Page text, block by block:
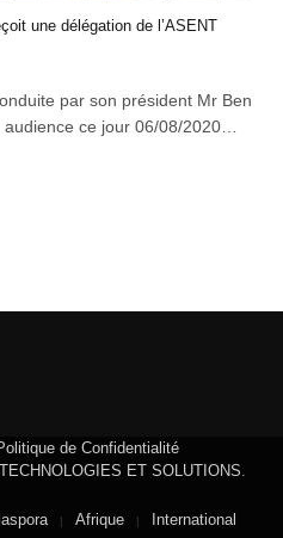
une délégation de l’ASENT
par son président Mr Ben
ce jour 06/08/2020…
de Confidentialité
ET SOLUTIONS
Afrique International